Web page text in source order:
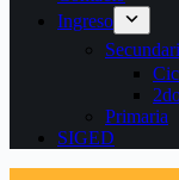
Ingreso
Primaria
SIGED